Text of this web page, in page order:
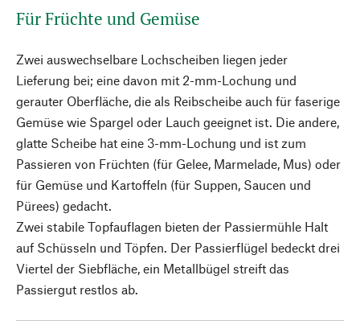
Für Früchte und Gemüse
Zwei auswechselbare Lochscheiben liegen jeder
Lieferung bei; eine davon mit 2-mm-Lochung und
gerauter Oberfläche, die als Reibscheibe auch für faserige
Gemüse wie Spargel oder Lauch geeignet ist. Die andere,
glatte Scheibe hat eine 3-mm-Lochung und ist zum
Passieren von Früchten (für Gelee, Marmelade, Mus) oder
für Gemüse und Kartoffeln (für Suppen, Saucen und
Pürees) gedacht.
Zwei stabile Topfauflagen bieten der Passiermühle Halt
auf Schüsseln und Töpfen. Der Passierflügel bedeckt drei
Viertel der Siebfläche, ein Metallbügel streift das
Passiergut restlos ab.